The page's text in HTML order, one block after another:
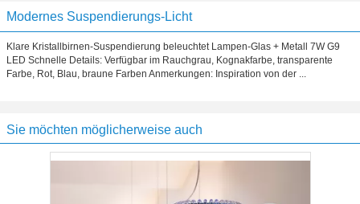
Modernes Suspendierungs-Licht
Klare Kristallbirnen-Suspendierung beleuchtet Lampen-Glas + Metall 7W G9
LED Schnelle Details: Verfügbar im Rauchgrau, Kognakfarbe, transparente
Farbe, Rot, Blau, braune Farben Anmerkungen: Inspiration von der ...
Sie möchten möglicherweise auch